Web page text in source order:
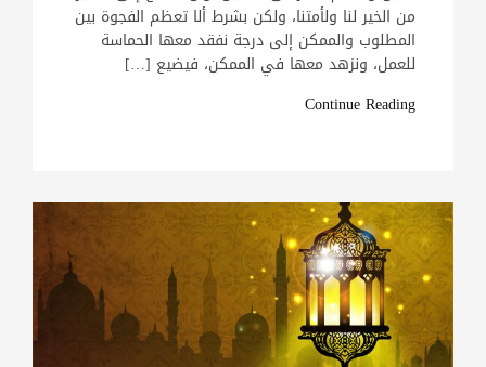
من الخير لنا ولأمتنا، ولكن بشرط ألا تعظم الفجوة بين
المطلوب والممكن إلى درجة نفقد معها الحماسة
للعمل، ونزهد معها في الممكن، فيضيع […]
Continue Reading